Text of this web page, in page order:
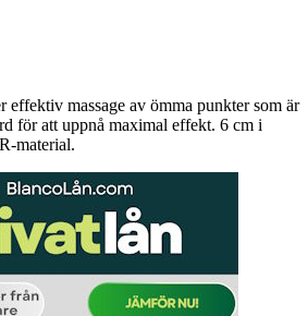
massage av ömma punkter som är
för att uppnå maximal effekt. 6 cm i
material.